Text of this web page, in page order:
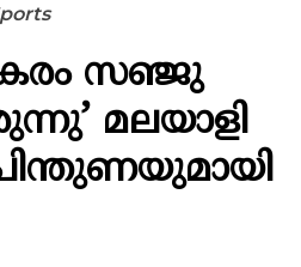
സഞ്ജു
മലയാളി